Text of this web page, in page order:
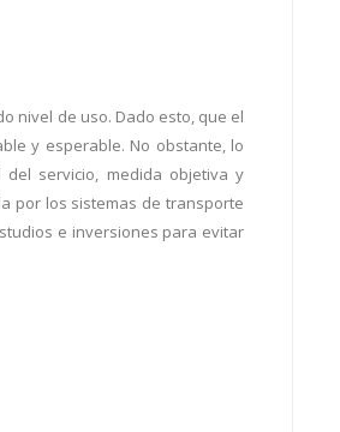
nivel de uso. Dado esto, que el
y esperable. No obstante, lo
servicio, medida objetiva y
por los sistemas de transporte
e inversiones para evitar